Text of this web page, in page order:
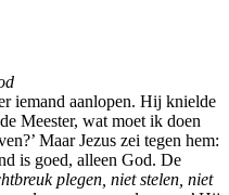
iemand aanlopen. Hij knielde
Meester, wat moet ik doen
Maar Jezus zei tegen hem:
is goed, alleen God. De
plegen, niet stelen, niet